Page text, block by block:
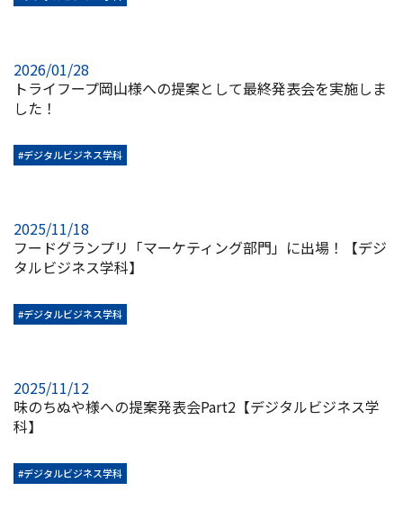
2026/01/28
トライフープ岡山様への提案として最終発表会を実施しま
した！
#デジタルビジネス学科
2025/11/18
フードグランプリ「マーケティング部門」に出場！【デジ
タルビジネス学科】
#デジタルビジネス学科
2025/11/12
味のちぬや様への提案発表会Part2【デジタルビジネス学
科】
#デジタルビジネス学科